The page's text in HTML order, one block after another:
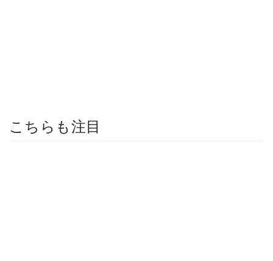
こちらも注目